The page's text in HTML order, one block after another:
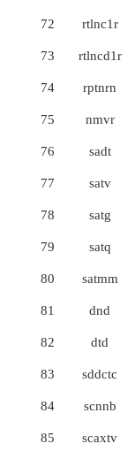
72 rtlnc1r
73 rtlncd1r
74 rptnrn
75 nmvr
76 sadt
77 satv
78 satg
79 satq
80 satmm
81 dnd
82 dtd
83 sddctc
84 scnnb
85 scaxtv